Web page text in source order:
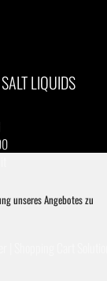
unseres Angebotes zu
LIQUIDS